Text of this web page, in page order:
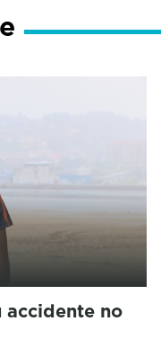
accidente no